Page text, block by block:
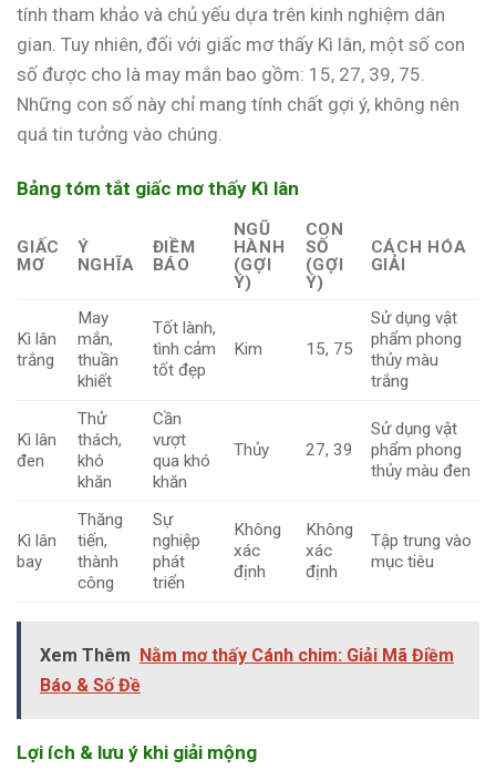
tính tham khảo và chủ yếu dựa trên kinh nghiệm dân
gian. Tuy nhiên, đối với giấc mơ thấy Kì lân, một số con
số được cho là may mắn bao gồm: 15, 27, 39, 75.
Những con số này chỉ mang tính chất gợi ý, không nên
quá tin tưởng vào chúng.
Bảng tóm tắt giấc mơ thấy Kì lân
GIẤC
MƠ
Ý
NGHĨA
ĐIỀM
BÁO
NGŨ
HÀNH
(GỢI
Ý)
CON
SỐ
(GỢI
Ý)
CÁCH HÓA
GIẢI
Kì lân
trắng
May
mắn,
thuần
khiết
Tốt lành,
tình cảm
tốt đẹp
Kim 15, 75
Sử dụng vật
phẩm phong
thủy màu
trắng
Kì lân
đen
Thử
thách,
khó
khăn
Cần
vượt
qua khó
khăn
Thủy 27, 39
Sử dụng vật
phẩm phong
thủy màu đen
Kì lân
bay
Thăng
tiến,
thành
công
Sự
nghiệp
phát
triển
Không
xác
định
Không
xác
định
Tập trung vào
mục tiêu
Xem Thêm
Nằm mơ thấy Cánh chim: Giải Mã Điềm
Báo & Số Đề
Lợi ích & lưu ý khi giải mộng